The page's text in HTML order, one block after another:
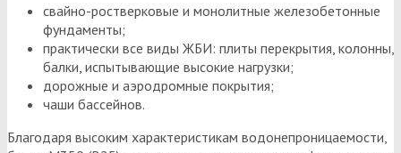
свайно-ростверковые и монолитные железобетонные
фундаменты;
практически все виды ЖБИ: плиты перекрытия, колонны,
балки, испытывающие высокие нагрузки;
дорожные и аэродромные покрытия;
чаши бассейнов.
Благодаря высоким характеристикам водонепроницаемости,